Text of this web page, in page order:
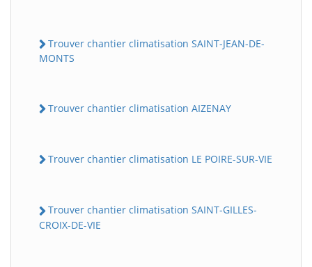
Trouver chantier climatisation SAINT-JEAN-DE-
MONTS
Trouver chantier climatisation AIZENAY
Trouver chantier climatisation LE POIRE-SUR-VIE
Trouver chantier climatisation SAINT-GILLES-
CROIX-DE-VIE